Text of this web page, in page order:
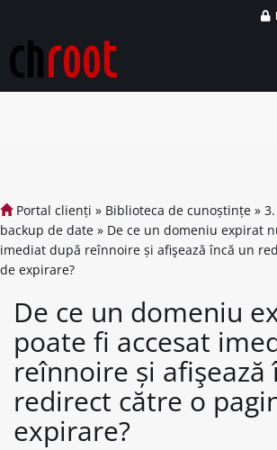
Portal clienți » Biblioteca de cunoștințe »
backup de date » De ce un domeniu expirat
imediat după reînnoire și afişează încă un
de expirare?
De ce un domeniu
poate fi accesat
reînnoire și afişează
redirect către o
expirare?